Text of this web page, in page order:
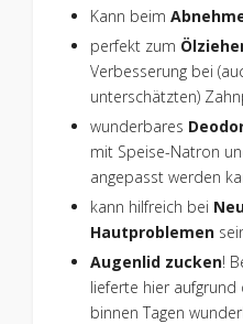
Kann beim
perfekt zum
Verbesserung bei
unterschätzten)
wunderbares
mit Speise-Natron
angepasst werden
kann hilfreich bei
Hautproblemen
Augenlid zucken!
lieferte hier
binnen Tagen